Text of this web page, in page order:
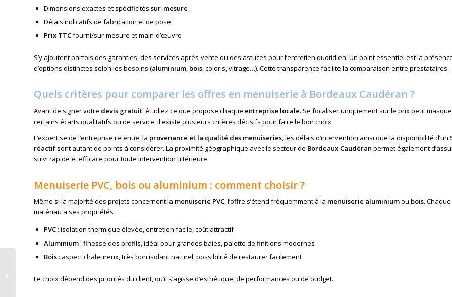
Dimensions exactes et spécificités sur-mesure
Délais indicatifs de fabrication et de pose
Prix TTCfourni/sur-mesure et main-d’œuvre
S’y ajoutent parfois des garanties, des services après-vente ou des astuces pour l’entretien quotidien. Un point essentiel est la
d’options distinctes selon les besoins (aluminium, bois, coloris, vitrage…). Cette transparence facilite la comparaison entre prestataires.
Quels critères pour comparer les offres en menuiserie à Bordeaux Caudéran ?
Avant de signer votre devis gratuit , étudiez ce que propose chaque entreprise locale. Se focaliser uniquement sur le prix peut
certains écarts qualitatifs ou de service. Il existe plusieurs critères décisifs pour faire le bon choix.
L’expertise de l’entreprise retenue, la provenance et la qualité des menuiseries , les délais d’intervention ainsi que la disponibilité d’un
réactif sont autant de points à considérer. La proximité géographique avec le secteur de Bordeaux Caudéran permet également
suivi rapide et efficace pour toute intervention ultérieure.
Menuiserie PVC, bois ou aluminium : comment choisir ?
Même si la majorité des projets concernent la menuiserie PVC, l’offre s’étend fréquemment à la menuiserie aluminiumou bois. Chaque
matériau a ses propriétés :
PVC : isolation thermique élevée, entretien facile, coût attractif
Aluminium : finesse des profils, idéal pour grandes baies, palette de finitions modernes
Bois : aspect chaleureux, très bon isolant naturel, possibilité de restaurer facilement
Le choix dépend des priorités du client, qu’il s’agisse d’esthétique, de performances ou de budget.
Obtenir un devis
Gradignan : conseils,